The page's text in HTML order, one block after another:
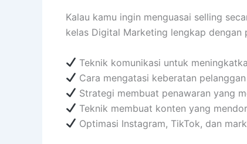
Kalau kamu ingin menguasai selling
kelas Digital Marketing lengkap
Teknik komunikasi untuk
Cara mengatasi keberatan
Strategi membuat penawaran yang
Teknik membuat konten yang
Optimasi Instagram, TikTok, dan